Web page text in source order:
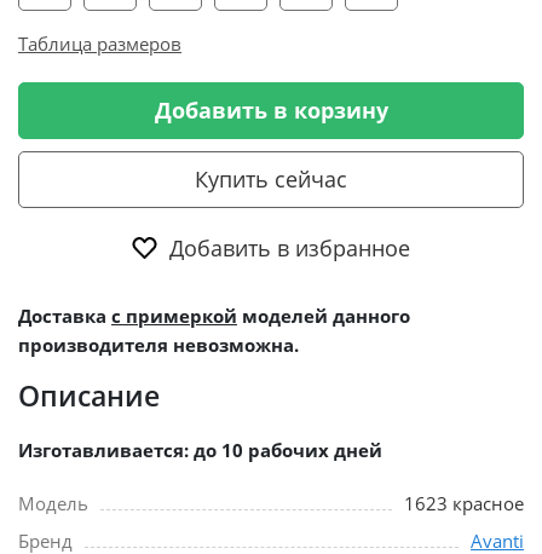
Таблица размеров
Добавить в корзину
Купить сейчас
Добавить в избранное
Доставка с примеркой моделей данного
производителя невозможна.
Описание
Изготавливается: до 10 рабочих дней
Модель
1623 красное
Бренд
Avanti